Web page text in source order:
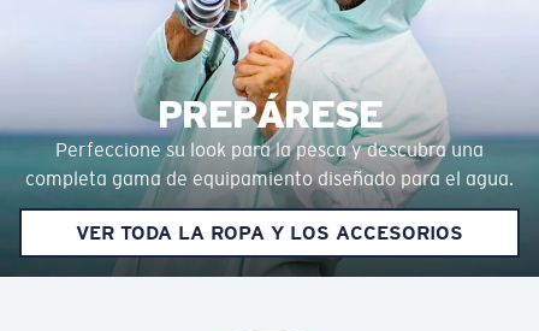
PREPÁRESE
Perfeccione su look para la pesca y descubra una
completa gama de equipamiento diseñado para el agua.
VER TODA LA ROPA Y LOS ACCESORIOS